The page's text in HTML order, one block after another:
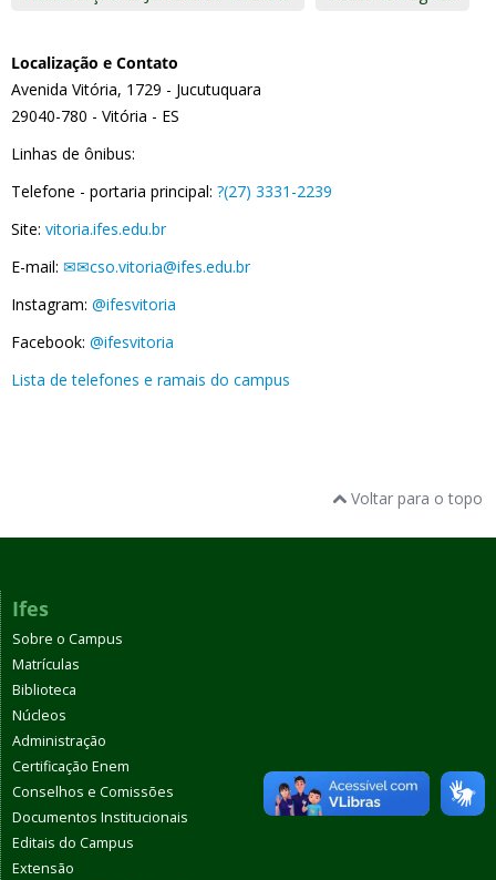
Localização e Contato
Avenida Vitória, 1729 - Jucutuquara
29040-780 - Vitória - ES
Linhas de ônibus:
Telefone - portaria principal: ?(27) 3331-2239
Site: vitoria.ifes.edu.br
E-mail: ✉✉cso.vitoria@ifes.edu.br
Instagram: @ifesvitoria
Facebook: @ifesvitoria
Lista de telefones e ramais do campus
Voltar para o topo
Ifes
Sobre o Campus
Matrículas
Biblioteca
Núcleos
Administração
Certificação Enem
Conselhos e Comissões
Documentos Institucionais
Editais do Campus
Extensão